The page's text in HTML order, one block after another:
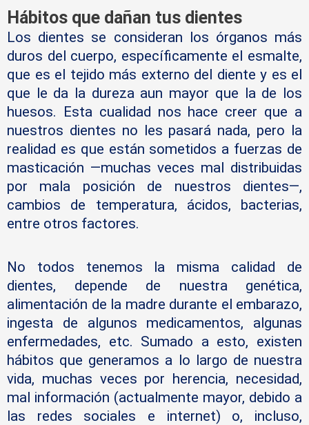
Hábitos que dañan tus dientes
Los dientes se consideran los órganos más
duros del cuerpo, específicamente el esmalte,
que es el tejido más externo del diente y es el
que le da la dureza aun mayor que la de los
huesos. Esta cualidad nos hace creer que a
nuestros dientes no les pasará nada, pero la
realidad es que están sometidos a fuerzas de
masticación —muchas veces mal distribuidas
por mala posición de nuestros dientes—,
cambios de temperatura, ácidos, bacterias,
entre otros factores.
No todos tenemos la misma calidad de
dientes, depende de nuestra genética,
alimentación de la madre durante el embarazo,
ingesta de algunos medicamentos, algunas
enfermedades, etc. Sumado a esto, existen
hábitos que generamos a lo largo de nuestra
vida, muchas veces por herencia, necesidad,
mal información (actualmente mayor, debido a
las redes sociales e internet) o, incluso,